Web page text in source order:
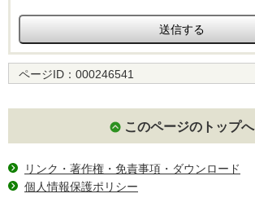
ページID： 000246541
このページのトップへ
リンク・著作権・免責事項・ダウンロード
個人情報保護ポリシー